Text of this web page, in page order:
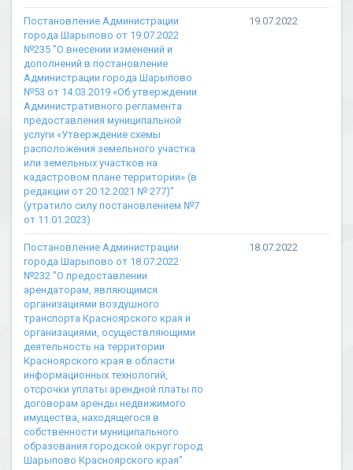
Постановление Администрации
города Шарыпово от 19.07.2022
№235 "О внесении изменений и
дополнений в постановление
Администрации города Шарыпово
№53 от 14.03.2019 «Об утверждении
Административного регламента
предоставления муниципальной
услуги «Утверждение схемы
расположения земельного участка
или земельных участков на
кадастровом плане территории» (в
редакции от 20.12.2021 № 277)"
(утратило силу постановлением №7
от 11.01.2023)
19.07.2022
Постановление Администрации
города Шарыпово от 18.07.2022
№232 "О предоставлении
арендаторам, являющимся
организациями воздушного
транспорта Красноярского края и
организациями, осуществляющими
деятельность на территории
Красноярского края в области
информационных технологий,
отсрочки уплаты арендной платы по
договорам аренды недвижимого
имущества, находящегося в
собственности муниципального
образования городской округ город
Шарыпово Красноярского края"
18.07.2022